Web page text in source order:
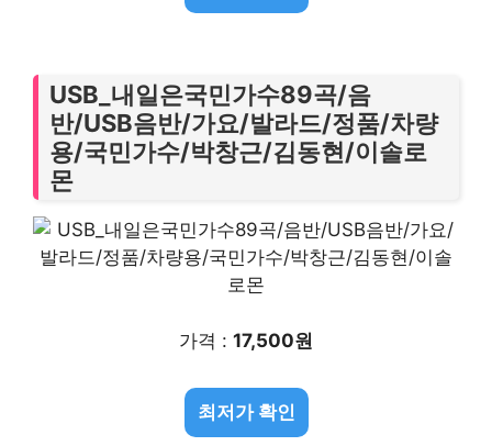
USB_내일은국민가수89곡/음
반/USB음반/가요/발라드/정품/차량
용/국민가수/박창근/김동현/이솔로
몬
가격 : 17,500원
최저가 확인